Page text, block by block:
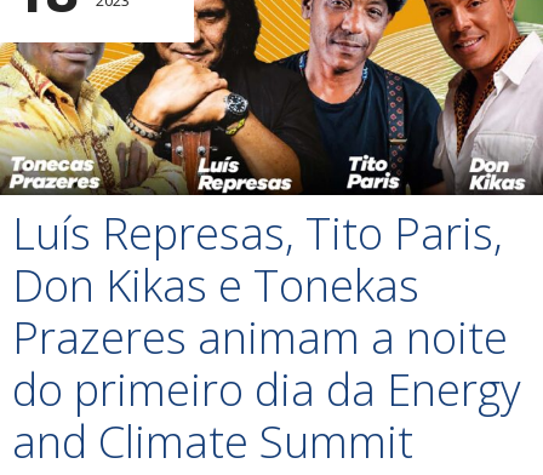
Luís Represas, Tito Paris,
Don Kikas e Tonekas
Prazeres animam a noite
do primeiro dia da Energy
and Climate Summit